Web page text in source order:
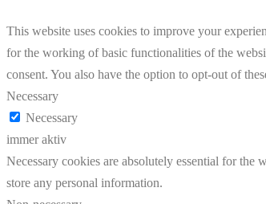
This website uses cookies to improve your
for the working of basic functionalities of the
consent. You also have the option to opt-out of
Necessary
Necessary
immer aktiv
Necessary cookies are absolutely essential for
store any personal information.